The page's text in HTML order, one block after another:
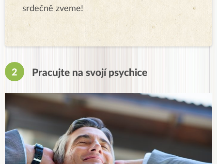
srdečně zveme!
Pracujte na svojí psychice